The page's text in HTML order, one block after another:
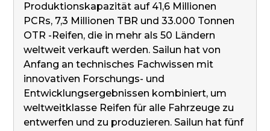
Produktionskapazität auf 41,6 Millionen
PCRs, 7,3 Millionen TBR und 33.000 Tonnen
OTR -Reifen, die in mehr als 50 Ländern
weltweit verkauft werden. Sailun hat von
Anfang an technisches Fachwissen mit
innovativen Forschungs- und
Entwicklungsergebnissen kombiniert, um
weltweitklasse Reifen für alle Fahrzeuge zu
entwerfen und zu produzieren. Sailun hat fünf